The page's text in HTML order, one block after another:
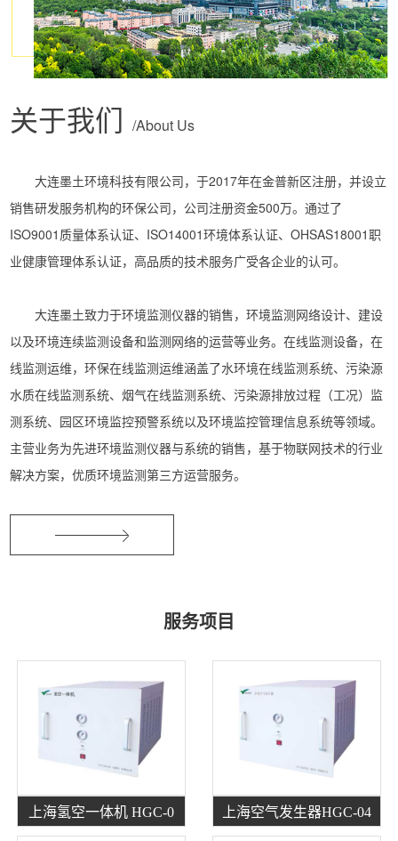
关于我们 /About Us
大连墨土环境科技有限公司，于2017年在金普新区注册，并设立
销售研发服务机构的环保公司，公司注册资金500万。通过了
ISO9001质量体系认证、ISO14001环境体系认证、OHSAS18001职
业健康管理体系认证，高品质的技术服务广受各企业的认可。
大连墨土致力于环境监测仪器的销售，环境监测网络设计、建设
以及环境连续监测设备和监测网络的运营等业务。在线监测设备，在
线监测运维，环保在线监测运维涵盖了水环境在线监测系统、污染源
水质在线监测系统、烟气在线监测系统、污染源排放过程（工况）监
测系统、园区环境监控预警系统以及环境监控管理信息系统等领域。
主营业务为先进环境监测仪器与系统的销售，基于物联网技术的行业
解决方案，优质环境监测第三方运营服务。
服务项目
上海氢空一体机 HGC-0 上海空气发生器HGC-04